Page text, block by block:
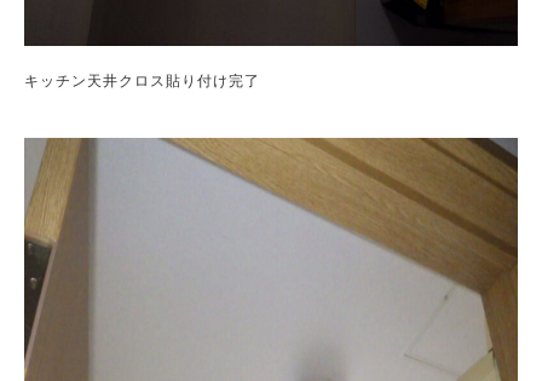
キッチン天井クロス貼り付け完了